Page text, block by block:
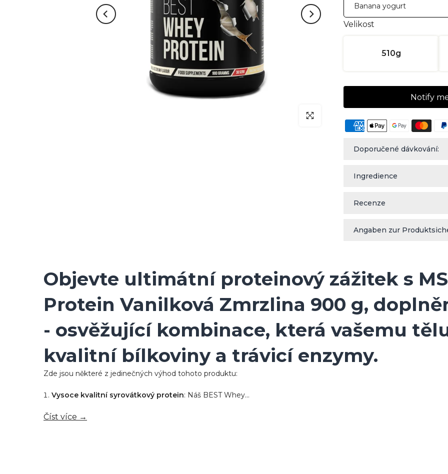
klicken um zu vergrößern
Velikost
510g
Notify
Doporučené dávkování:
Ingredience
Recenze
Angaben zur
Objevte ultimátní proteinový zážitek s
Protein Vanilková Zmrzlina 900 g,
- osvěžující kombinace, která vašemu
kvalitní bílkoviny a trávicí enzymy.
Zde jsou některé z jedinečných výhod tohoto produktu:
Vysoce kvalitní syrovátkový protein: Náš BEST Whey...
Číst více →